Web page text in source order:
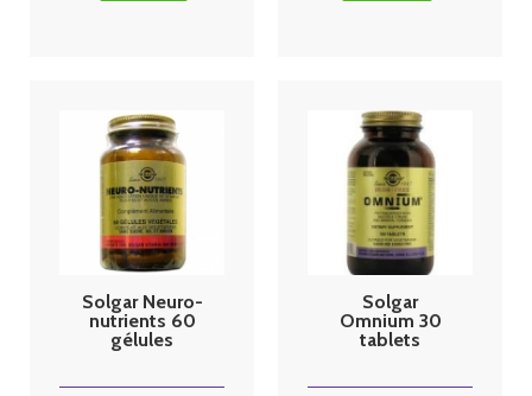
Solgar Neuro-
nutrients 60
gélules
Solgar
Omnium 30
tablets